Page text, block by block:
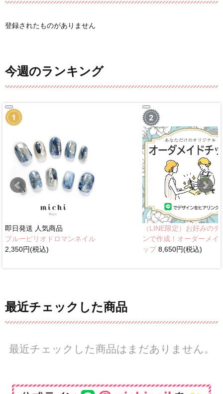
登録されたものがありません
今週のランキング
即日発送 人気商品
ブルーピリオドロマンネイル
2,350円(税込)
（LINE限定）お好みのデ
ンで作成！オーダーメイ
ップ8,650円(税込)
最近チェックした商品
最近チェックした商品はまだありません。